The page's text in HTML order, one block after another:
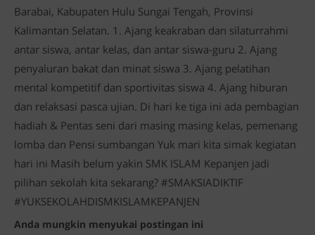
Barabai, Kabupaten Hulu Sungai Tengah, Provinsi
Kalimantan Selatan. 1. Ajang keakraban dan silaturrahmi
antar siswa, antar kelas, dan antar siswa-guru 2. Ajang
penyaluran bakat dan minat siswa 3. Ajang pelatihan
mental kompetitif dan sportivitas siswa 4. Ajang hiburan
dan relaksasi pasca ujian. Di hari ke tiga ini ada pembagian
hadiah & Pentas seni dari masing masing kelas, pemenang
lomba dan Pensi sumbangan Yuk mari kita simak kegiatan
hari ini Masih belum yakin SMK ISLAM Kepanjen jadi
pilihan sekolah kita sekarang? #SMAKSIADIKTIF
#YUKSEKOLAHDISMKISLAMKEPANJEN
Anda mungkin menyukai postingan ini